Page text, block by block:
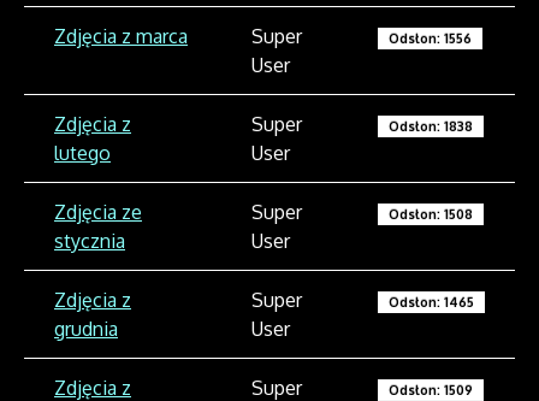
Zdjęcia z marca
Super
User
Odsłon: 1556
Zdjęcia z
lutego
Super
User
Odsłon: 1838
Zdjęcia ze
stycznia
Super
User
Odsłon: 1508
Zdjęcia z
grudnia
Super
User
Odsłon: 1465
Zdjęcia z
Super
Odsłon: 1509